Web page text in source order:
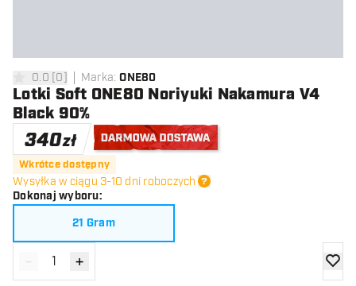
0 gwiazdki oceny
0.0 [0] Marka: ONE80
Lotki Soft ONE80 Noriyuki Nakamura V4
Black 90%
340zł
Darmowa dostawa
Wkrótce dostępny
Wysyłka w ciągu 3-10 dni roboczych
Dokonaj wyboru:
21 Gram
Zmniejsz ilość
- Zwiększ ilość
+